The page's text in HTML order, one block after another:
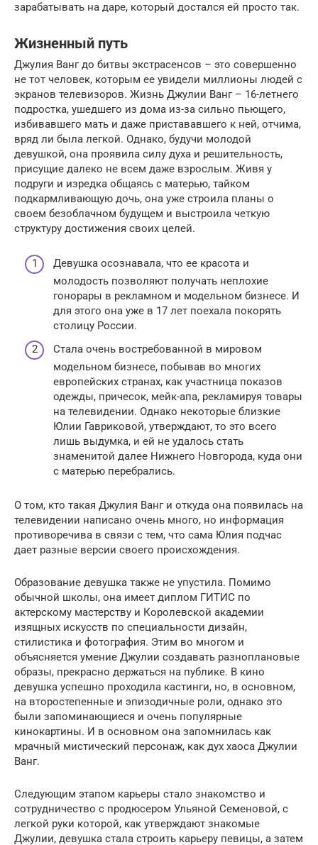
зарабатывать на даре, который достался ей просто так.
Жизненный путь
Джулия Ванг до битвы экстрасенсов – это совершенно
не тот человек, которым ее увидели миллионы людей с
экранов телевизоров. Жизнь Джулии Ванг – 16-летнего
подростка, ушедшего из дома из-за сильно пьющего,
избивавшего мать и даже пристававшего к ней, отчима,
вряд ли была легкой. Однако, будучи молодой
девушкой, она проявила силу духа и решительность,
присущие далеко не всем даже взрослым. Живя у
подруги и изредка общаясь с матерью, тайком
подкармливающую дочь, она уже строила планы о
своем безоблачном будущем и выстроила четкую
структуру достижения своих целей.
Девушка осознавала, что ее красота и
молодость позволяют получать неплохие
гонорары в рекламном и модельном бизнесе. И
для этого она уже в 17 лет поехала покорять
столицу России.
Стала очень востребованной в мировом
модельном бизнесе, побывав во многих
европейских странах, как участница показов
одежды, причесок, мейк-апа, рекламируя товары
на телевидении. Однако некоторые близкие
Юлии Гавриковой, утверждают, то это всего
лишь выдумка, и ей не удалось стать
знаменитой далее Нижнего Новгорода, куда они
с матерью перебрались.
О том, кто такая Джулия Ванг и откуда она появилась на
телевидении написано очень много, но информация
противоречива в связи с тем, что сама Юлия подчас
дает разные версии своего происхождения.
Образование девушка также не упустила. Помимо
обычной школы, она имеет диплом ГИТИС по
актерскому мастерству и Королевской академии
изящных искусств по специальности дизайн,
стилистика и фотография. Этим во многом и
объясняется умение Джулии создавать разноплановые
образы, прекрасно держаться на публике. В кино
девушка успешно проходила кастинги, но, в основном,
на второстепенные и эпизодичные роли, однако это
были запоминающиеся и очень популярные
кинокартины. И в основном она запомнилась как
мрачный мистический персонаж, как дух хаоса Джулии
Ванг.
Следующим этапом карьеры стало знакомство и
сотрудничество с продюсером Ульяной Семеновой, с
легкой руки которой, как утверждают знакомые
Джулии, девушка стала строить карьеру певицы, а затем